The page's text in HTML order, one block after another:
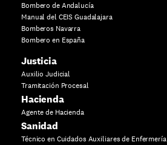
Bombero de Andalucía
Manual del CEIS Guadalajara
Bomberos Navarra
Bombero en España
Justicia
Auxilio Judicial
Tramitación Procesal
Hacienda
Agente de Hacienda
Sanidad
Técnico en Cuidados Auxiliares de Enfermería